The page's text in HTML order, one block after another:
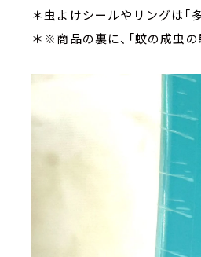
＊虫よけシールやリングは「
＊※商品の裏に、「蚊の成虫